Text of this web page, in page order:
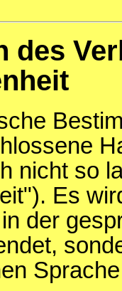
des
nicht so
Es
der